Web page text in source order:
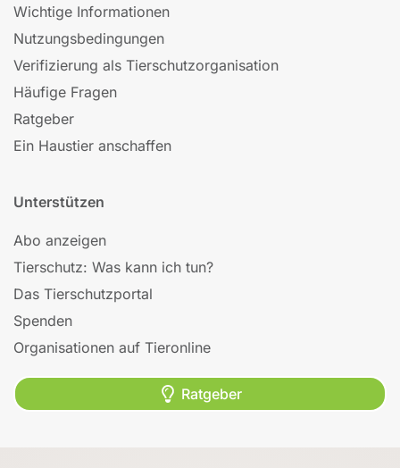
Wichtige Informationen
Nutzungsbedingungen
Verifizierung als Tierschutzorganisation
Häufige Fragen
Ratgeber
Ein Haustier anschaffen
Unterstützen
Abo anzeigen
Tierschutz: Was kann ich tun?
Das Tierschutzportal
Spenden
Organisationen auf Tieronline
Ratgeber